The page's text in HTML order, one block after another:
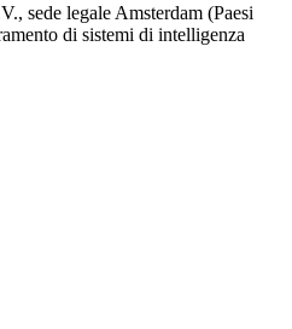
sede legale Amsterdam (Paesi
di sistemi di intelligenza